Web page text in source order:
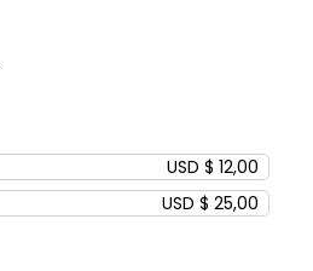
USD $ 12,00
USD $ 25,00